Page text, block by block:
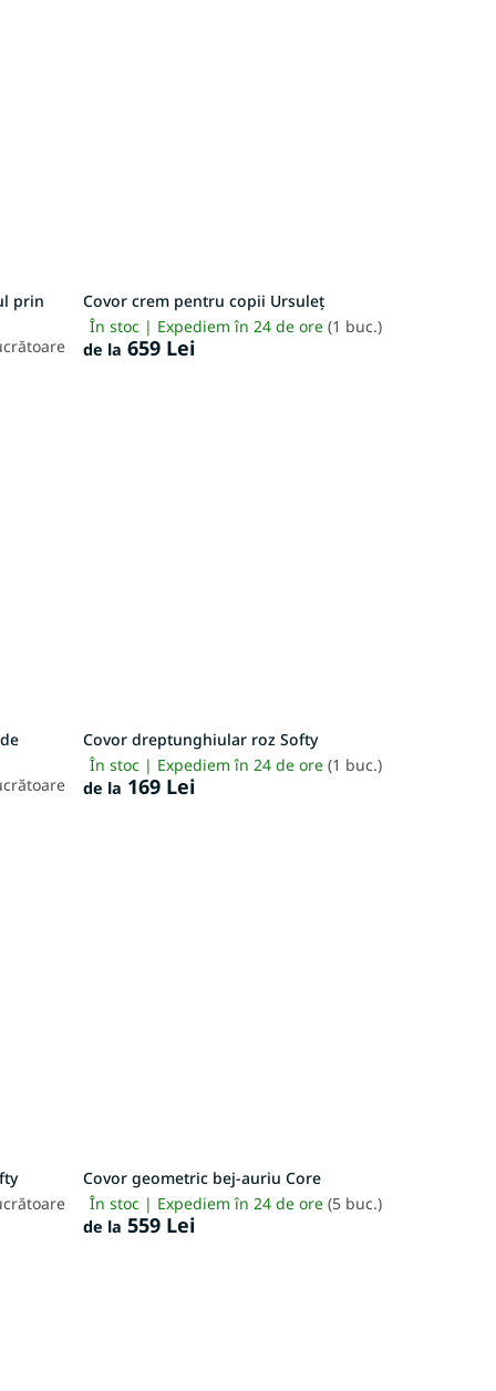
prin
Covor crem pentru copii Ursuleț
În stoc | Expediem în 24 de ore (1 buc.)
de la 659 Lei
Covor dreptunghiular roz Softy
În stoc | Expediem în 24 de ore (1 buc.)
de la 169 Lei
Covor geometric bej-auriu Core
În stoc | Expediem în 24 de ore (5 buc.)
de la 559 Lei